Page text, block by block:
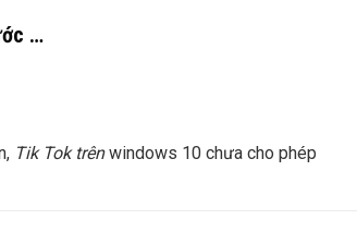
…
Tik Tok trênwindows 10 chưa cho phép